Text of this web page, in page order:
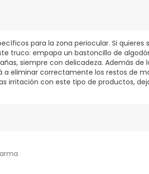
1.
para la zona periocular. Si quieres
truco: empapa un bastoncillo de
siempre con delicadeza. Además de
a eliminar correctamente los restos de
irritación con este tipo de productos,